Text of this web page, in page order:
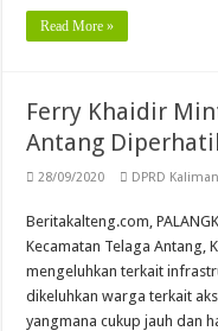
Read More »
Ferry Khaidir
Antang
28/09/2020 DPRD
Beritakalteng.com,
Kecamatan Telaga Antang,
mengeluhkan terkait
dikeluhkan warga terkait
yangmana cukup jauh dan